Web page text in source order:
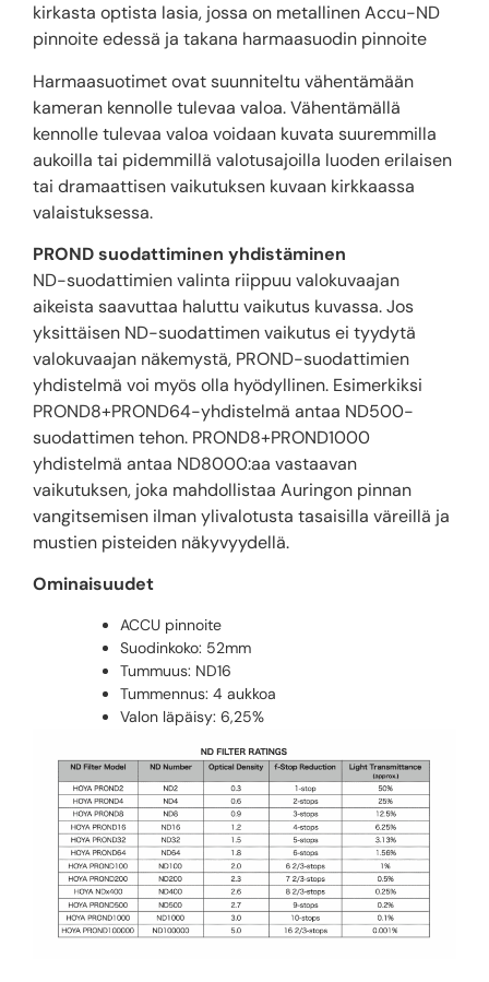
kirkasta optista lasia, jossa on metallinen Accu-ND
pinnoite edessä ja takana harmaasuodin pinnoite
Harmaasuotimet ovat suunniteltu vähentämään
kameran kennolle tulevaa valoa. Vähentämällä
kennolle tulevaa valoa voidaan kuvata suuremmilla
aukoilla tai pidemmillä valotusajoilla luoden erilaisen
tai dramaattisen vaikutuksen kuvaan kirkkaassa
valaistuksessa.
PROND suodattiminen yhdistäminen
ND-suodattimien valinta riippuu valokuvaajan
aikeista saavuttaa haluttu vaikutus kuvassa. Jos
yksittäisen ND-suodattimen vaikutus ei tyydytä
valokuvaajan näkemystä, PROND-suodattimien
yhdistelmä voi myös olla hyödyllinen. Esimerkiksi
PROND8+PROND64-yhdistelmä antaa ND500-
suodattimen tehon. PROND8+PROND1000
yhdistelmä antaa ND8000:aa vastaavan
vaikutuksen, joka mahdollistaa Auringon pinnan
vangitsemisen ilman ylivalotusta tasaisilla väreillä ja
mustien pisteiden näkyvyydellä.
Ominaisuudet
ACCU pinnoite
Suodinkoko: 52mm
Tummuus: ND16
Tummennus: 4 aukkoa
Valon läpäisy: 6,25%